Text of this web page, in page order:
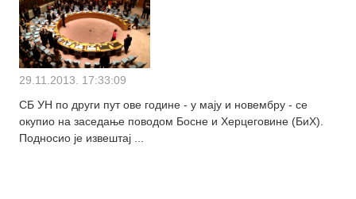
29.11.2013. 17:33:09
СБ УН по други пут ове године - у мају и новембру - се
окупио на заседање поводом Босне и Херцеговине (БиХ).
Подносио је извештај ...